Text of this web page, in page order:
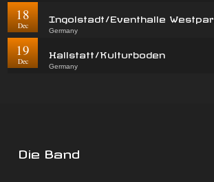
18
Dec
Ingolstadt/Eventhalle
Germany
19
Dec
Hallstatt/Kulturboden
Germany
Die Band